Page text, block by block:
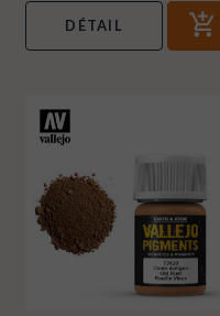
DÉTAIL